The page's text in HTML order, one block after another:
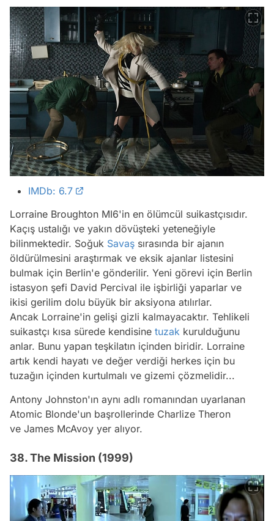
IMDb: 6.7
Lorraine Broughton MI6'in en ölümcül suikastçısıdır.
Kaçış ustalığı ve yakın dövüşteki yeteneğiyle
bilinmektedir. Soğuk Savaş sırasında bir ajanın
öldürülmesini araştırmak ve eksik ajanlar listesini
bulmak için Berlin'e gönderilir. Yeni görevi için Berlin
istasyon şefi David Percival ile işbirliği yaparlar ve
ikisi gerilim dolu büyük bir aksiyona atılırlar.
Ancak Lorraine'in gelişi gizli kalmayacaktır. Tehlikeli
suikastçı kısa sürede kendisine tuzak kurulduğunu
anlar. Bunu yapan teşkilatın içinden biridir. Lorraine
artık kendi hayatı ve değer verdiği herkes için bu
tuzağın içinden kurtulmalı ve gizemi çözmelidir...
Antony Johnston'ın aynı adlı romanından uyarlanan
Atomic Blonde'un başrollerinde Charlize Theron
ve James McAvoy yer alıyor.
38. The Mission (1999)